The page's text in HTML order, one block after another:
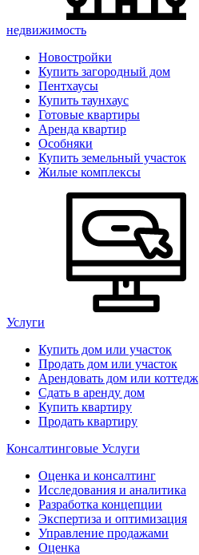
недвижимость
Новостройки
Купить загородный дом
Пентхаусы
Купить таунхаус
Готовые квартиры
Аренда квартир
Особняки
Купить земельный участок
Жилые комплексы
Услуги
Купить дом или участок
Продать дом или участок
Арендовать дом или коттедж
Сдать в аренду дом
Купить квартиру
Продать квартиру
Консалтинговые Услуги
Оценка и консалтинг
Исследования и аналитика
Разработка концепции
Экспертиза и оптимизация
Управление продажами
Оценка